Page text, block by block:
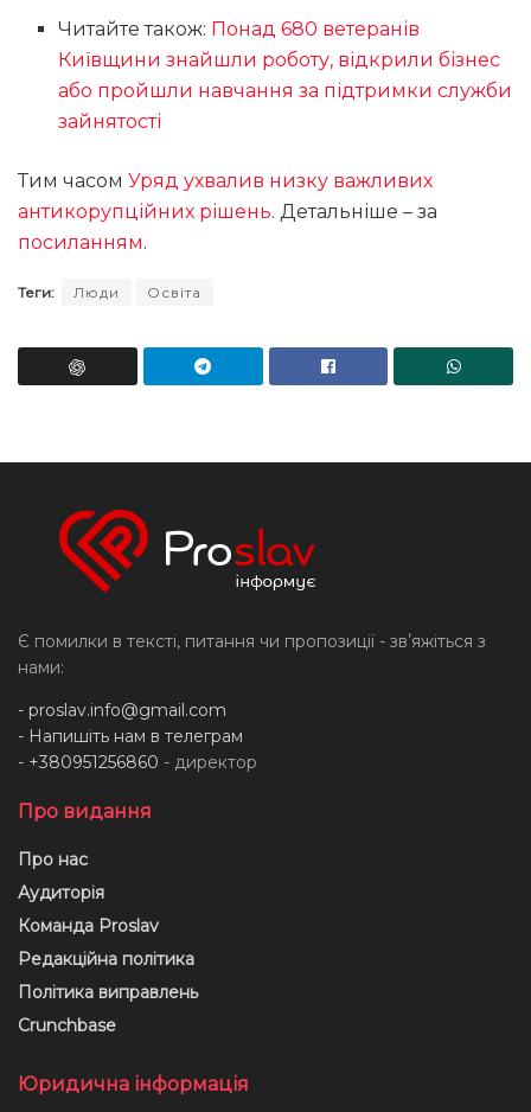
Читайте також: Понад 680 ветеранів
Київщини знайшли роботу, відкрили бізнес
або пройшли навчання за підтримки служби
зайнятості
Тим часом Уряд ухвалив низку важливих
антикорупційних рішень. Детальніше – за
посиланням.
Теги: Люди Освіта
Є помилки в тексті, питання чи пропозиції - звʼяжіться з
нами:
- proslav.info@gmail.com
- Напишіть нам в телеграм
- +380951256860 - директор
Про видання
Про нас
Аудиторія
Команда Proslav
Редакційна політика
Політика виправлень
Crunchbase
Юридична інформація